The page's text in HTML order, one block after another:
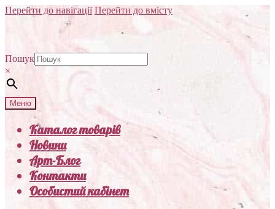
Перейти до навігації Перейти до вмісту
Пошук
×
Меню
Каталог товарів
Новини
Арт-Блог
Контакти
Особистий кабінет